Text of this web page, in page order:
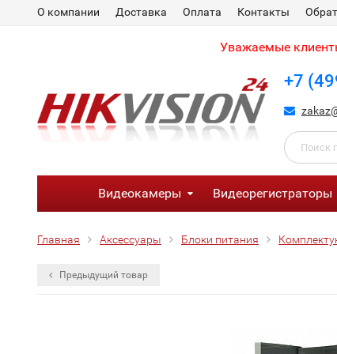
О компании Доставка Оплата Контакты
Уважаемые
+7
Видеокамеры Видеорегистраторы
Главная Аксессуары Блоки питания
Предыдущий товар